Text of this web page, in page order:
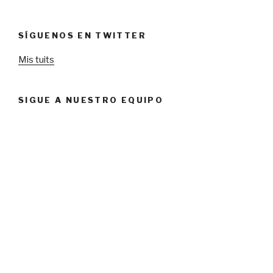
SÍGUENOS EN TWITTER
Mis tuits
SIGUE A NUESTRO EQUIPO